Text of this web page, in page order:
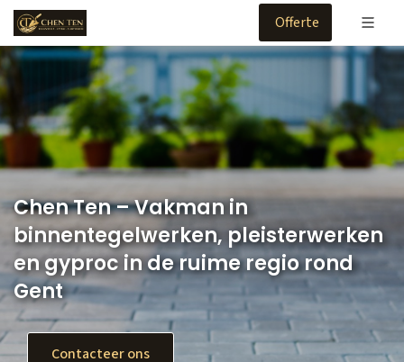
Offerte
Chen Ten – Vakman in
binnentegelwerken, pleisterwerken
en gyproc in de ruime regio rond
Gent
Contacteer ons